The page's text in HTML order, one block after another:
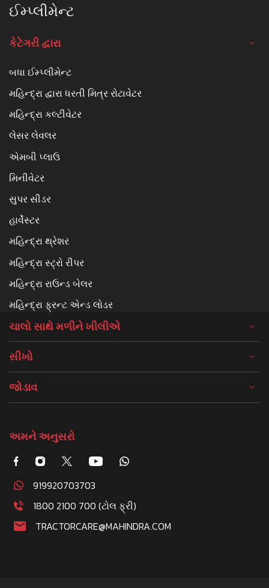
ઈમ્પ્લીમેન્ટ
કેટેગરી દ્વારા
બધા ઈમ્પ્લીમેન્ટ
મહિન્દ્રા દ્વારા ધરતી મિત્ર રોટાવેટર
મહિન્દ્રા કલ્ટીવેટર
લેસર લેવલર
એમબી પ્લાઉ
મિનીવેટર
સુપર સીડર
હાર્વેસ્ટર
મહિન્દ્રા થ્રેશર
મહિન્દ્રા સ્ટ્રો રીપર
મહિન્દ્રા રાઉન્ડ બેલર
મહિન્દ્રા ફ્રન્ટ એન્ડ લોડર
ચાલો સાથે મળીને ખીલીએ
સીખો
જોડાવ
અમને અનુસરો
919920703703
1800 2100 700 (ટોલ ફ્રી)
TRACTORCARE@MAHINDRA.COM